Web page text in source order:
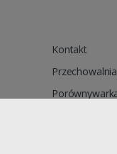
Kontakt
Przechowalnia